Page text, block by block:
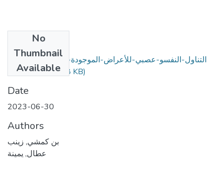
No
Thumbnail
Available
التناول-النفسو-عصبي-للأعراض-الموجودة-عند-أطفال-طيف-
التوحد.pdf(357.58 KB)
Date
2023-06-30
Authors
بن كمشي, زينب
عطال, يمينة